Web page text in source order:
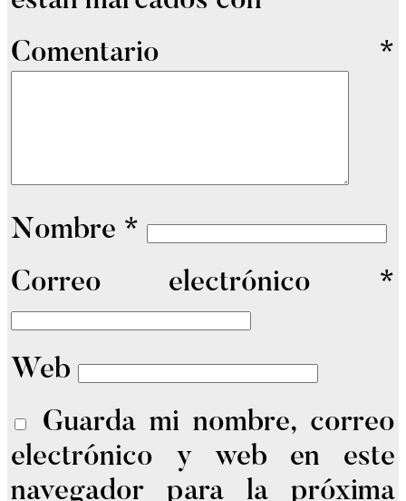
Comentario *
Nombre *
Correo electrónico *
Web
Guarda mi nombre, correo
electrónico y web en este
navegador para la próxima